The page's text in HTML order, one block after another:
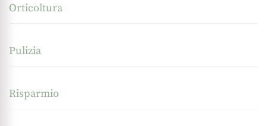
Orticoltura
Pulizia
Risparmio